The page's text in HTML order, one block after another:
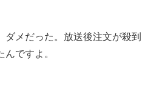
ダメだった。放送後注文が殺到
ですよ。